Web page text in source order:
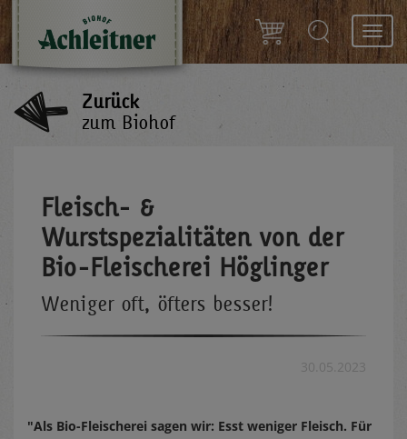
Zurück
zum Biohof
Fleisch- &
Wurstspezialitäten von der
Bio-Fleischerei Höglinger
Weniger oft, öfters besser!
30.05.2023
"Als Bio-Fleischerei sagen wir: Esst weniger Fleisch. Für